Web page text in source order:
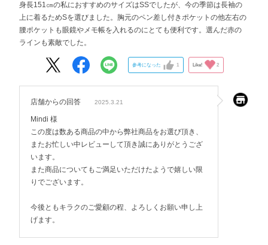
身長151㎝の私におすすめのサイズはSSでしたが、今の季節は長袖の
上に着るためSを選びました。胸元のペン差し付きポケットの他左右の
腰ポケットも眼鏡やメモ帳を入れるのにとても便利です。選んだ赤の
ラインも素敵でした。
参考になった 1 Like! 2
店舗からの回答 2025.3.21
Mindi 様
この度は数ある商品の中から弊社商品をお選び頂き、
またお忙しい中レビューして頂き誠にありがとうござ
います。
また商品についてもご満足いただけたようで嬉しい限
りでございます。
今後ともキラクのご愛顧の程、よろしくお願い申し上
げます。